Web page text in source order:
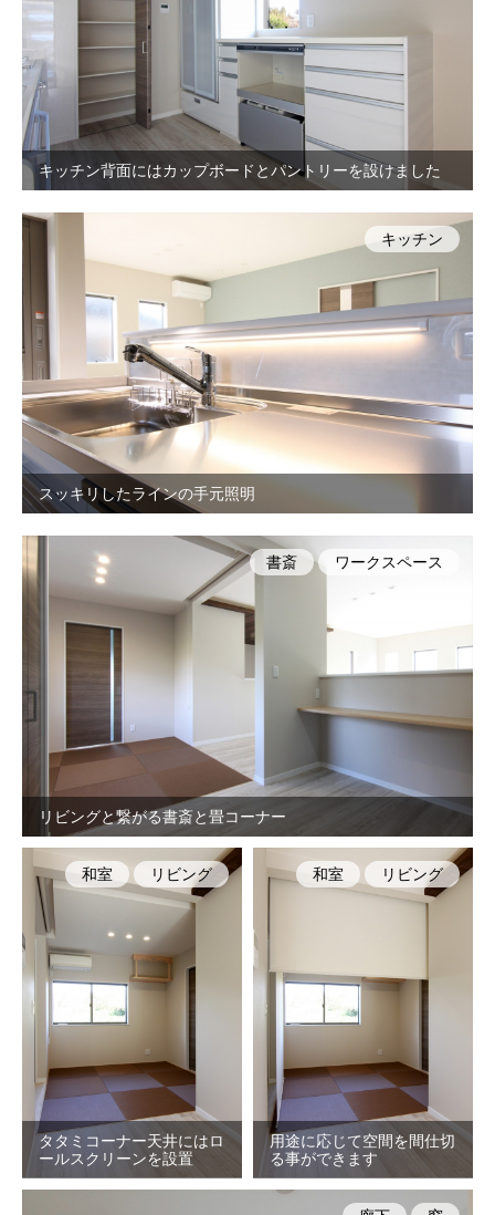
キッチン背面にはカップボードとパントリーを設けました
スッキリしたラインの手元照明
キッチン
リビングと繋がる書斎と畳コーナー
書斎 ワークスペース
タタミコーナー天井にはロ
ールスクリーンを設置
和室 リビング
用途に応じて空間を間仕切
る事ができます
和室 リビング